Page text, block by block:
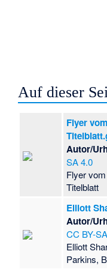
Auf dieser
Flyer
Autor/
SA 4.0
Flyer
Titelblatt
Elliott
Autor/
CC BY-
Elliott
Parkins,